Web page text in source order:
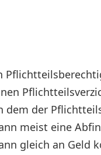
dem der
meist eine
gleich an Geld